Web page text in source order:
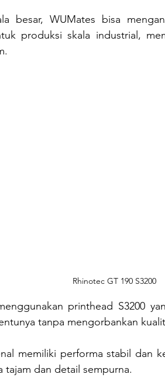
besar, WUMates bisa
produksi skala industrial,
Rhinotec GT 190 S3200
printhead S3200
tanpa mengorbankan
memiliki performa stabil dan
tajam dan detail sempurna.